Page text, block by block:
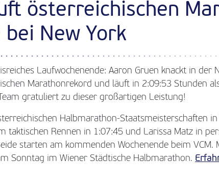
österreichischen
New York
Laufwochenende: Aaron Gruen knackt in der
Marathonrekord und läuft in 2:09:53 Stunden
gratuliert zu dieser großartigen Leistung!
Halbmarathon-Staatsmeisterschaften
taktischen Rennen in 1:07:45 und Larissa Matz in
starten am kommenden Wochenende beim VCM.
Sonntag im Wiener Städtische Halbmarathon.